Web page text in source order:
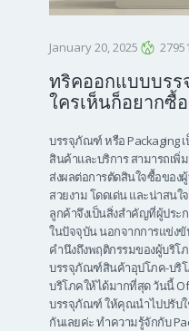
January 20, 2025 27951
ทริคออกแบบบร
ใครเห็นก็อยากซื้
บรรจุภัณฑ์ หรือ Packaging
สินค้าและบริการ สามารถเ
ส่งผลต่อการตัดสินใจซื้อขอ
สวยงาม โดดเด่น และน่าสนใ
ลูกค้าจึงเป็นสิ่งสำคัญที่ผู้ประ
ในปัจจุบัน นอกจากการแข่ง
คำนึงถึงพฤติกรรมของผู้บริโ
บรรจุภัณฑ์สินค้าอุปโภค-บริโ
บริโภคให้ได้มากที่สุด วันนี้
บรรจุภัณฑ์ ให้คุณนำไปปรับใ
กันเลยค่ะ ทำความรู้จักกับ